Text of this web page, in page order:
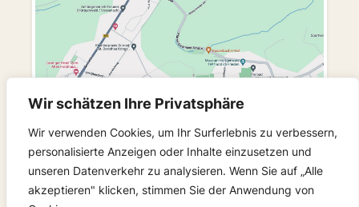
Wir schätzen Ihre Privatsphäre
Wir verwenden Cookies, um Ihr Surferlebnis zu verbessern,
personalisierte Anzeigen oder Inhalte einzusetzen und
unseren Datenverkehr zu analysieren. Wenn Sie auf „Alle
akzeptieren" klicken, stimmen Sie der Anwendung von
FOLGEN SIE UNS